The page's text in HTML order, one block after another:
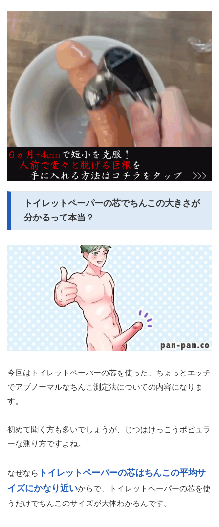
トイレットペーパーの芯でちんこの大きさが
分かるって本当？
今回はトイレットペーパーの芯を使った、ちょっとエッチ
でアブノーマルなちんこ測定法についての内容になりま
す。
初めて聞く方も多いでしょうが、じつはけっこうポピュラ
ーな測り方ですよね。
なぜなら トイレットペーパーの芯はちんこの平均サ
イズにかなり近いからで、トイレットペーパーの芯を使
うだけでちんこのサイズが大体わかるんです。